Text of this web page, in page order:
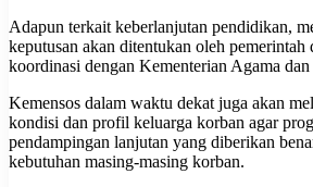
Adapun terkait keberlanjutan pendidikan,
keputusan akan ditentukan oleh pemerintah
koordinasi dengan Kementerian Agama dan
Kemensos dalam waktu dekat juga akan
kondisi dan profil keluarga korban agar
pendampingan lanjutan yang diberikan
kebutuhan masing-masing korban.